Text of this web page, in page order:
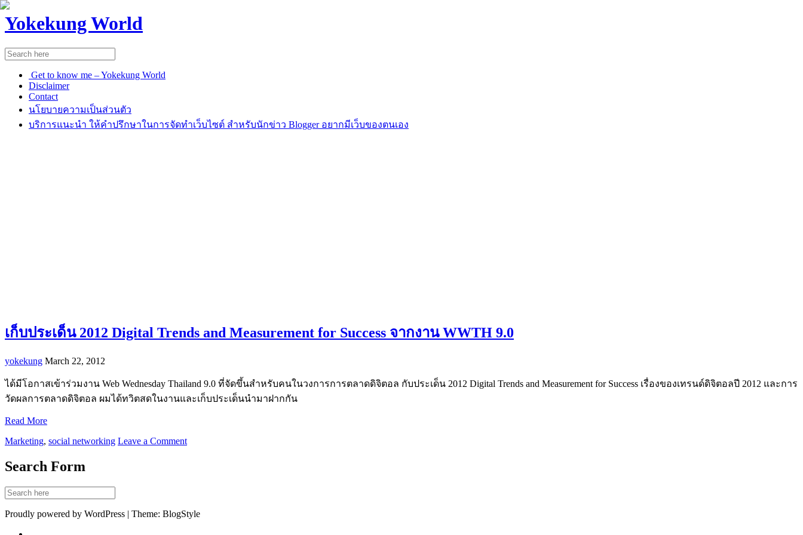
Yokekung World
Get to know me – Yokekung World
Disclaimer
Contact
นโยบายความเป็นส่วนตัว
บริการแนะนำ ให้คำปรึกษาในการจัดทำเว็บไซต์ สำหรับนักข่าว Blogger อยากมีเว็บของตนเอง
เก็บประเด็น 2012 Digital Trends and Measurement for Success จากงาน WWTH 9.0
yokekung March 22, 2012
ได้มีโอกาสเข้าร่วมงาน Web Wednesday Thailand 9.0 ที่จัดขึ้นสำหรับคนในวงการการตลาดดิจิตอล กับประเด็น 2012 Digital Trends and Measurement for Success เรื่องของเทรนด์ดิจิตอลปี 2012 และการ
วัดผลการตลาดดิจิตอล ผมได้ทวิตสดในงานและเก็บประเด็นนำมาฝากกัน
Read More
Marketing, social networking Leave a Comment
Search Form
Proudly powered by WordPress | Theme: BlogStyle